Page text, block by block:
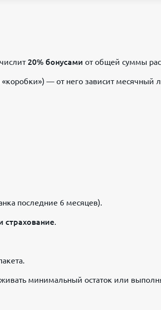
20% бонусами от общей суммы
— от него зависит месячный
последние 6 месяцев).
страхование.
минимальный остаток или